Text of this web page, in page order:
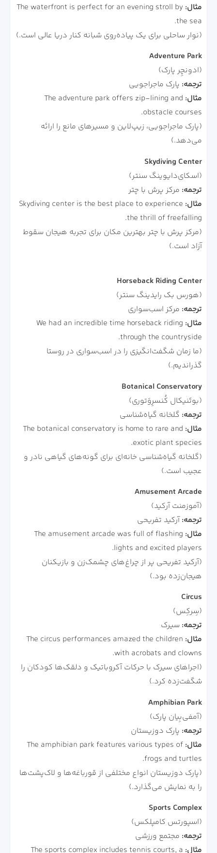
مثال: The waterfront is perfect for an evening stroll by
the sea.
(نوار ساحلی برای یک پیاده‌روی شبانه کنار دریا عالی است.)
Adventure Park
(ادونچِر پارک)
ترجمه: پارک ماجراجویی
مثال: The adventure park offers zip-lining and
obstacle courses.
(پارک ماجراجویی، زیپ‌لاین و مسیرهای مانع را ارائه
می‌دهد.)
Skydiving Center
(اسکای‌دایوینگ سنتر)
ترجمه: مرکز پرش با چتر
مثال: Skydiving center is the best place to experience
the thrill of freefalling.
(مرکز پرش با چتر بهترین مکان برای تجربه هیجان سقوط
آزاد است.)
Horseback Riding Center
(هورس‌ بک رایدینگ سنتر)
ترجمه: مرکز اسب‌سواری
مثال: We had an incredible time horseback riding
through the countryside.
(ما زمان شگفت‌انگیزی را در اسب‌سواری در روستا
گذراندیم.)
Botanical Conservatory
(بوتَنیکال کُنسرِوَتوری)
ترجمه: گلخانه گیاه‌شناسی
مثال: The botanical conservatory is home to rare and
exotic plant species.
(گلخانه گیاه‌شناسی خانه‌ای برای گونه‌های گیاهی نادر و
عجیب است.)
Amusement Arcade
(آموزمنت آرکید)
ترجمه:آرکید تفریحی
مثال: The amusement arcade was full of flashing
lights and excited players.
(آرکید تفریحی پر از چراغ‌های چشمک‌زن و بازیکنان
هیجان‌زده بود.)
Circus
(سِرکِس)
ترجمه: سیرک
مثال: The circus performances amazed the children
with acrobats and clowns.
(اجراهای سیرک با حرکات آکروباتیک و دلقک‌ها کودکان را
شگفت‌زده کرد.)
Amphibian Park
(آمفی‌بِیان پارک)
ترجمه: پارک دوزیستان
مثال: The amphibian park features various types of
frogs and turtles.
(پارک دوزیستان انواع مختلفی از قورباغه‌ها و لاک‌پشت‌ها
را به نمایش می‌گذارد.)
Sports Complex
(اسپورتس کامپلکس)
ترجمه: مجتمع ورزشی
مثال: The sports complex includes tennis courts, a